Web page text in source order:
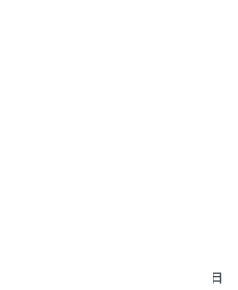
日